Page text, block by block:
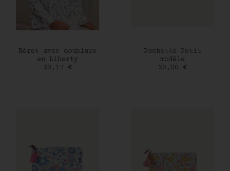
AJOUTER AU PANIER
Béret avec doublure
en Liberty
Prix
29,17 €
AJOUTER AU PANIER
Pochette Petit
modèle
Prix
20,00 €